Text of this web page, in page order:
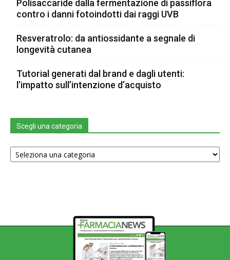
Polisaccaride dalla fermentazione di passiflora
contro i danni fotoindotti dai raggi UVB
Resveratrolo: da antiossidante a segnale di
longevità cutanea
Tutorial generati dal brand e dagli utenti:
l’impatto sull’intenzione d’acquisto
Scegli una categoria
Scegli
una